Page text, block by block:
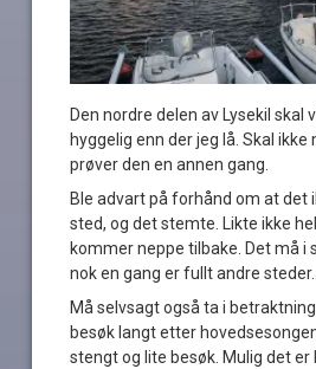
Den nordre delen av Lysekil
hyggelig enn der jeg lå. Skal
prøver den en annen gang.
Ble advart på forhånd om at det
sted, og det stemte. Likte ikke
kommer neppe tilbake. Det må i
nok en gang er fullt andre steder…
Må selvsagt også ta i
besøk langt etter
stengt og lite besøk. Mulig det er